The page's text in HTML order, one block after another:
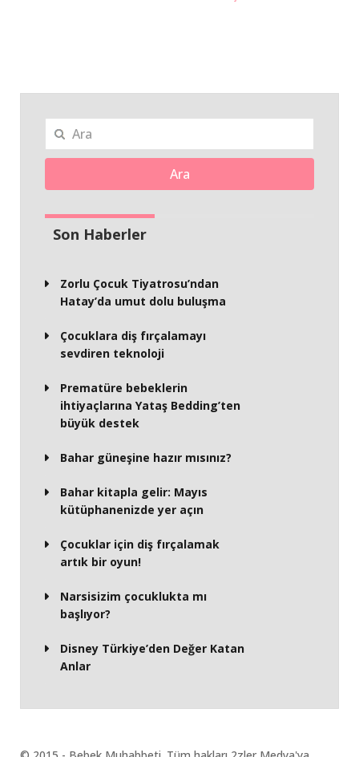
Ara
Son Haberler
Zorlu Çocuk Tiyatrosu’ndan
Hatay’da umut dolu buluşma
Çocuklara diş fırçalamayı
sevdiren teknoloji
Prematüre bebeklerin
ihtiyaçlarına Yataş Bedding’ten
büyük destek
Bahar güneşine hazır mısınız?
Bahar kitapla gelir: Mayıs
kütüphanenizde yer açın
Çocuklar için diş fırçalamak
artık bir oyun!
Narsisizim çocuklukta mı
başlıyor?
Disney Türkiye’den Değer Katan
Anlar